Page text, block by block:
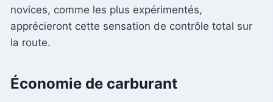
novices, comme les plus expérimentés,
apprécieront cette sensation de contrôle total sur
la route.
Économie de carburant